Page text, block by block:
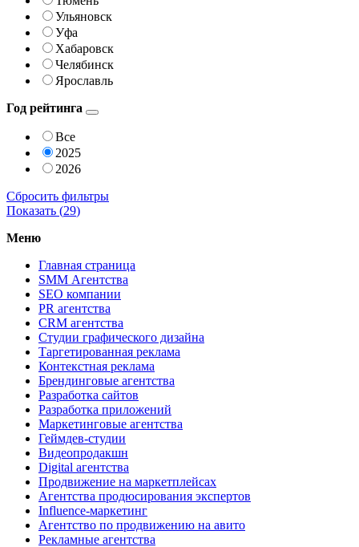
Ульяновск
Уфа
Хабаровск
Челябинск
Ярославль
Год рейтинга
Все
2025
2026
Сбросить фильтры
Показать (29)
Меню
Главная страница
SMM Агентства
SEO компании
PR агентства
CRM агентства
Студии графического дизайна
Таргетированная реклама
Контекстная реклама
Брендинговые агентства
Разработка сайтов
Разработка приложений
Маркетинговые агентства
Геймдев-студии
Видеопродакшн
Digital агентства
Продвижение на маркетплейсах
Агентства продюсирования экспертов
Influence-маркетинг
Агентство по продвижению на авито
Рекламные агентства